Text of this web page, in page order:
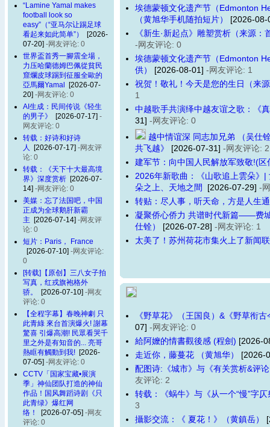
“Lamine Yamal makes
football look so
easy”（“亚马尔让踢足球
看起来如此简单”）
[2026-
07-20] -网友评论: 0
世界盃首秀一腳震全場，
力压哈蘭德姆巴佩從貧民
窟爛皮球踢到征服全歐的
亞馬爾Yamal [2026-07-
20] -网友评论: 0
AI生成：民间传说《轻生
的男子》
[2026-07-17] -
网友评论: 0
转载：好诗和好诗
人
[2026-07-17] -网友评
论: 0
转载：《天下十大最高境
界》深度赏析 [2026-07-
14] -网友评论: 0
美媒：忘了法国吧，中国
正成为全球鹅肝新霸
主 [2026-07-14] -网友评
论: 0
短片：Paris， France
[2026-07-10] -网友评论:
0
[转载]【原创】三八女子拍
写真，红戎旗袍格外
骄。
[2026-07-10] -网友
评论: 0
【全程字幕】春晚神劇 只
此青綠 來台首演爆火! 謝幕
驚喜 引爆高潮! 民眾看哭千
里之外是有知音的... 亮哥
熱眶有觸動到我! [2026-
07-05] -网友评论: 0
CCTV「国家宝藏•展演
季」神仙团队打造的神仙
作品！国风舞蹈诗剧《只
此青绿》爆红网
络！
[2026-07-05] -网友
评论: 0
埃德蒙顿文化遗产节（Edmonton
（黄旭华手机随拍短片）
[2026-
《新生·新起点》雕塑赏析（来源
-网友评论: 0
埃德蒙顿文化遗产节（Edmonton
供）
[2026-08-01] -网友评论: 1
祝贺！敬礼！今天是您的生日（来
1
中越歌手共演绎中越友谊之歌：《
31] -网友评论: 0
越中情谊深 同志加兄弟 （吴仕
共飞越》
[2026-07-31] -网友评论: 2
建军节：向中国人民解放军致敬!(区
2026年新歌曲：《山歌追上雲朵》
朵之上、天地之間
[2026-07-29] -
转贴：尽人事，听天命，方是人生
凝聚侨心侨力 共谱时代新篇——费
仕铨）
[2026-07-28] -网友评论: 1
太美了！苏州荷花市集火上了新闻
《野草花》（王国良）&《野草衔
07] -网友评论: 0
給阿嬤的情書觀後感 (程劍) [2026-
走近你，藤蔓花 （黄旭华）
[2026-
配图诗:《城市》与《有关赏析&评
友评论: 2
转载：《蜗牛》与《从一个“慢”字
3
攝影交流：《 夏花！》（黄鎮岳）